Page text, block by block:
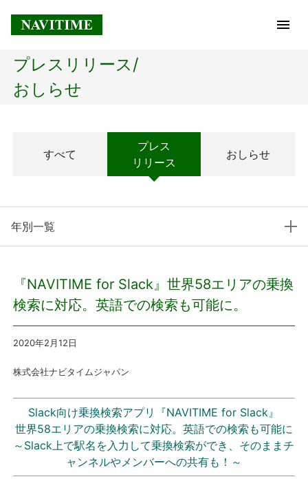
トップページ
経営理念
プレスリリース
プレスリリース
おしらせ
サービス
個人向けサービス
プレスリリース/
おしらせ
すべて
プレス
リリース
おしらせ
年別一覧
『NAVITIME for Slack』世界58エリアの乗換
検索に対応。英語での検索も可能に。
2020年2月12日
株式会社ナビタイムジャパン
Slack向け乗換検索アプリ『NAVITIME for Slack』
世界58エリアの乗換検索に対応。英語での検索も可能に
～Slack上で駅名を入力して乗換検索ができ、そのままチ
ャンネルやメンバーへの共有も！～